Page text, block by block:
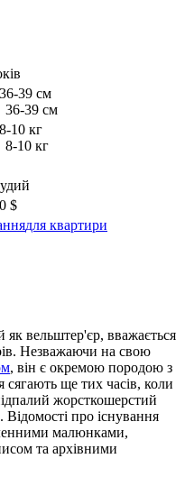
39 см
39 см
10 кг
10 кг
$
для квартири
як вельштер'єр, вважається
Незважаючи на свою
, він є окремою породою з
сягають ще тих часів, коли
жорсткошерстий
Відомості про існування
малюнками,
та архівними